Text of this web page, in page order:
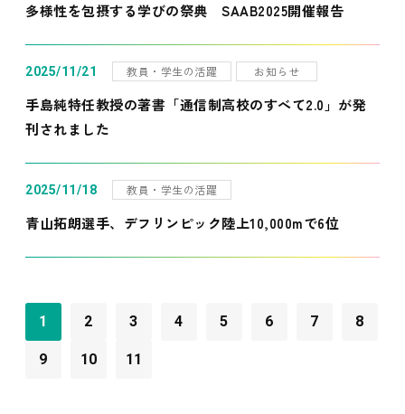
多様性を包摂する学びの祭典 SAAB2025開催報告
2025/11/21 教員・学生の活躍 お知らせ
手島純特任教授の著書「通信制高校のすべて2.0」が発
刊されました
2025/11/18 教員・学生の活躍
青山拓朗選手、デフリンピック陸上10,000mで6位
1 2 3 4 5 6 7 8
9 10 11